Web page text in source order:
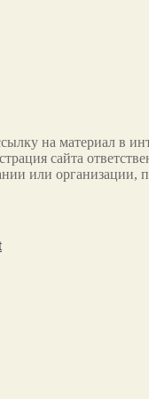
на материал в
сайта
или организации,